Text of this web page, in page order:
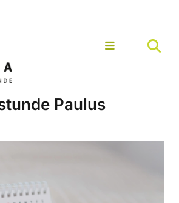
Paulus